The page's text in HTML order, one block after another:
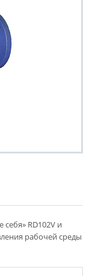
RD102V и
рабочей среды